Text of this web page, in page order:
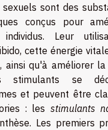
sont des
conçus pour
Leur
cette énergie
ainsi qu'à améliorer
stimulants se
et peuvent être
: les stimulants
Les premiers